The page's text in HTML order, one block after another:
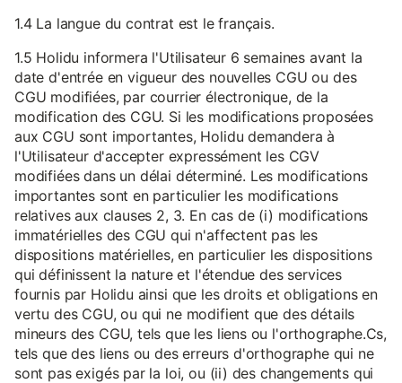
1.4 La langue du contrat est le français.
1.5 Holidu informera l'Utilisateur 6 semaines avant la
date d'entrée en vigueur des nouvelles CGU ou des
CGU modifiées, par courrier électronique, de la
modification des CGU. Si les modifications proposées
aux CGU sont importantes, Holidu demandera à
l'Utilisateur d'accepter expressément les CGV
modifiées dans un délai déterminé. Les modifications
importantes sont en particulier les modifications
relatives aux clauses 2, 3. En cas de (i) modifications
immatérielles des CGU qui n'affectent pas les
dispositions matérielles, en particulier les dispositions
qui définissent la nature et l'étendue des services
fournis par Holidu ainsi que les droits et obligations en
vertu des CGU, ou qui ne modifient que des détails
mineurs des CGU, tels que les liens ou l'orthographe.Cs,
tels que des liens ou des erreurs d'orthographe qui ne
sont pas exigés par la loi, ou (ii) des changements qui